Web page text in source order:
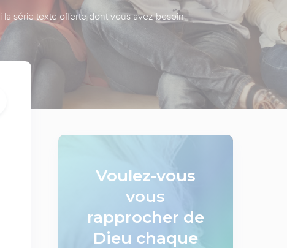
série texte offerte dont vous avez besoin.
Voulez-vous
vous
rapprocher de
Dieu chaque